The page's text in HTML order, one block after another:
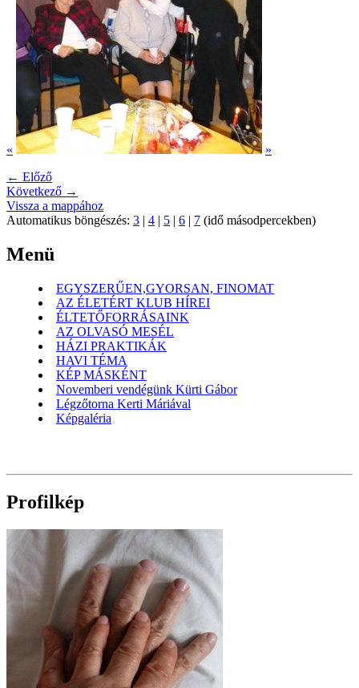
«
»
← Előző
Következő →
Vissza a mappához
Automatikus böngészés: 3 | 4 | 5 | 6 | 7 (idő másodpercekben)
Menü
EGYSZERŰEN,GYORSAN, FINOMAT
AZ ÉLETÉRT KLUB HÍREI
ÉLTETŐFORRÁSAINK
AZ OLVASÓ MESÉL
HÁZI PRAKTIKÁK
HAVI TÉMA
KÉP MÁSKÉNT
Novemberi vendégünk Kürti Gábor
Légzőtorna Kerti Máriával
Képgaléria
Profilkép